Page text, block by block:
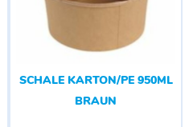
SCHALE KARTON/PE 950ML
BRAUN